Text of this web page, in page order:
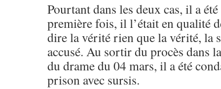
Pourtant dans les deux cas, il a
première fois, il l’était en qualité
dire la vérité rien que la vérité, la
accusé. Au sortir du procès dans
du drame du 04 mars, il a été
prison avec sursis.